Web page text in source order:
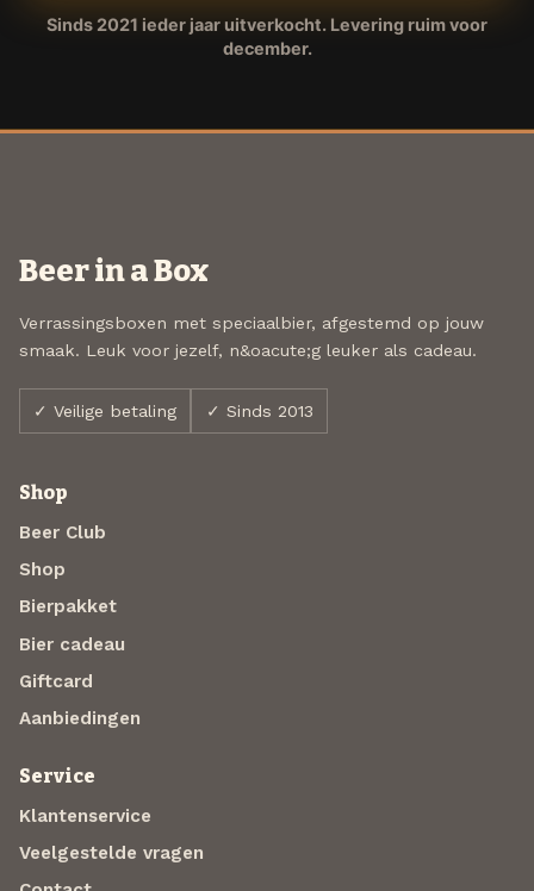
Sinds 2021 ieder jaar uitverkocht. Levering ruim voor
december.
Beer in a Box
Verrassingsboxen met speciaalbier, afgestemd op jouw
smaak. Leuk voor jezelf, n&oacute;g leuker als cadeau.
✓ Veilige betaling ✓ Sinds 2013
Shop
Beer Club
Shop
Bierpakket
Bier cadeau
Giftcard
Aanbiedingen
Service
Klantenservice
Veelgestelde vragen